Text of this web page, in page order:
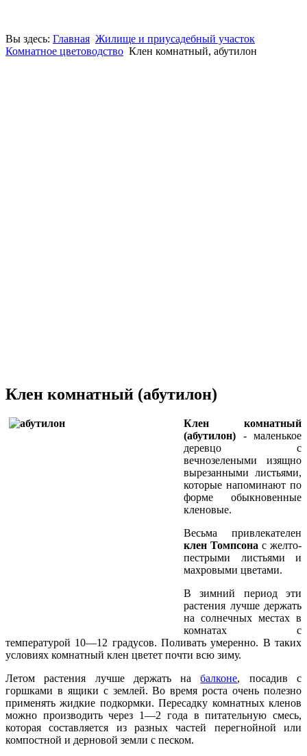
Вы здесь: Главная Жилище и приусадебный участок
Комнатное цветоводство Клен комнатный, абутилон
Клен комнатный (абутилон)
Клен комнатный
(абутилон) - маленькое
деревцо с
вечнозелеными изящно
вырезан­ными листьями,
которые напоминают по
форме обыкновенные
кленовые.
Весьма привлекателен
клен Томпсона с желто-
пестрыми листьями и
махровыми цве­тами.
В зимний период эти
растения лучше дер­жать
на солнечных местах в
комнатах с
температурой 10—12 градусов. Поливать умеренно. В таких
условиях комнатный клен цветет почти всю зиму.
Летом растения лучше держать набал­коне, посадив с
горшками в ящики с зем­лей. Во время роста очень полезно
приме­нять жидкие подкормки. Пересадку комнат­ных кленов
можно производить через 1—2 года в питательную смесь,
которая состав­ляется из разных частей перегнойной или
компостной и дерновой земли с песком.